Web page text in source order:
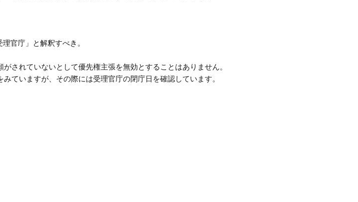
官庁」と解釈すべき。
されていないとして優先権主張を無効とすることはありません。
ていますが、その際には受理官庁の閉庁日を確認しています。